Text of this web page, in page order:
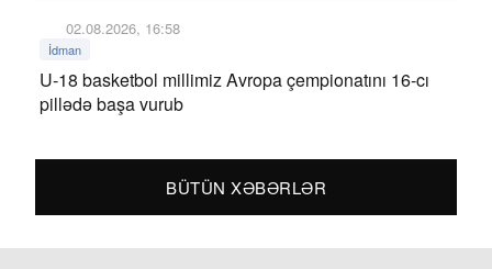
02.08.2026, 16:58
İdman
U-18 basketbol millimiz Avropa çempionatını 16-cı
pillədə başa vurub
BÜTÜN XƏBƏRLƏR